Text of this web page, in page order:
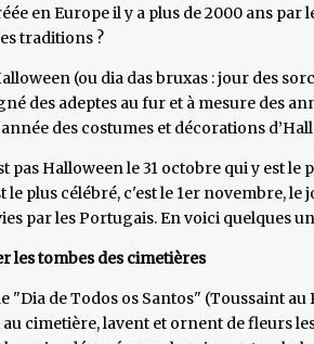
en Europe il y a plus de 2000 ans par
traditions ?
(ou dia das bruxas : jour des
des adeptes au fur et à mesure des
des costumes et décorations
pas Halloween le 31 octobre qui y est
le plus célébré, c'est le 1er novembre,
par les Portugais. En voici quelques
les tombes des cimetières
"Dia de Todos os Santos" (Toussaint
cimetière, lavent et ornent de fleurs